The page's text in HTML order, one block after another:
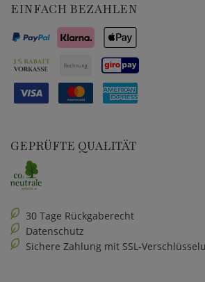
EINFACH BEZAHLEN
GEPRÜFTE QUALITÄT
30 Tage Rückgaberecht
Datenschutz
Sichere Zahlung mit SSL-